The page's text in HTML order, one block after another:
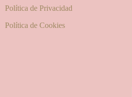
Política de Privacidad
Política de Cookies